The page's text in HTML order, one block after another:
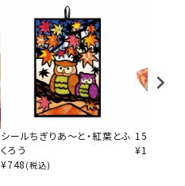
シールちぎりあ～と・紅葉とふ
くろう
¥748 (税込)
15分で作
¥1,100